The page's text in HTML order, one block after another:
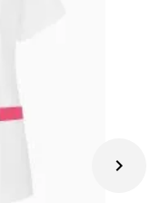
chevron_right